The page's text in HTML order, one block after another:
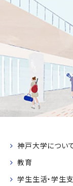
神戸大学につい
教育
学生生活・学生